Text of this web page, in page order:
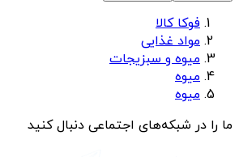
فوکا کالا
مواد غذایی
میوه و سبزیجات
میوه
میوه
ما را در شبکه‌های اجتماعی دنبال کنید